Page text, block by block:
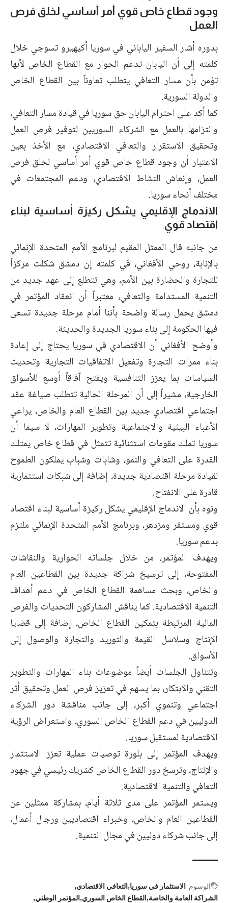
وجود قطاع خاص قوي أمر أساسي لخلق فرص
العمل
بدوره أشار السفير الياباني في سوريا أكيهيرو تسوجي خلال
كلمته إلى أن اليابان تدعم الحوار مع القطاع الخاص لأنها
تؤمن بأن مسار التعافي يتطلب تعاوناً بين القطاع الخاص
والدولة السورية.
كما أكد على احترام اليابان حق سوريا في قيادة مسار التعافي،
والتزامها بالعمل مع الشركاء السوريين لتوفير فرص العمل
وتحقيق الاستقرار والتعافي الاقتصادي، مع الأخذ بعين
الاعتبار أن وجود قطاع خاص قوي أمر أساسي لخلق فرص
العمل، وإنعاش النشاط الاقتصادي، ودعم المجتمعات في
مختلف أنحاء سوريا.
الاندماج الإقليمي يشكل ركيزة أساسية لبناء
اقتصاد قوي
من جانبه قال الممثل المقيم لبرنامج الأمم المتحدة الإنمائي
بالإنابة، روحي الأفغاني، في كلمته إن دمشق شكلت مركزاً
للتجارة والحضارة بين الأمم، وهي تتطلع إلى عهد جديد من
التنمية المستدامة والتعافي، معتبراً أن انعقاد المؤتمر في
دمشق يحمل رسالة واضحة بأننا أمام مرحلة جديدة تسعى
فيها الحكومة إلى بناء سوريا الجديدة والحديثة.
وأوضح الأفغاني أن الاقتصادي في سوريا يحتاج إلى إعادة
بناء ممرات التجارة وتفعيل الاتفاقيات التجارية وتحديث
السياسات بما يعزز التنافسية ويفتح آفاقاً أوسع للأسواق
الخارجية، مشيراً إلى أن المرحلة الحالية تتطلب صياغة عقد
اجتماعي اقتصادي جديد بين القطاع العام والخاص، يراعي
الأعباء البيئية والاجتماعية وتطوير المهارات، لا سيما أن
سوريا تملك مقومات استثنائية تتمثل في قطاع خاص يمتلك
القدرة على التعافي والنمو، وشابات وشباب يملكون الطموح
لقيادة مرحلة اقتصادية جديدة، إضافة إلى شبكات استثمارية
قادرة على الانفتاح.
ونوه بأن الاندماج الإقليمي يشكل ركيزة أساسية لبناء اقتصاد
قوي ومستقر ومزدهر، وبرنامج الأمم المتحدة الإنمائي ملتزم
بدعم سوريا.
ويهدف المؤتمر، من خلال جلساته الحوارية والنقاشات
المفتوحة، إلى ترسيخ شراكة جديدة بين القطاعين العام
والخاص، وبحث مساهمة القطاع الخاص في دعم أهداف
التنمية الاقتصادية. كما يناقش المشاركون التحديات والفرص
المالية المرتبطة بتمكين القطاع الخاص، إضافة إلى قضايا
الإنتاج وسلاسل القيمة والتوريد والتجارة والوصول إلى
الأسواق.
وتتناول الجلسات أيضاً موضوعات بناء المهارات والتطوير
التقني والابتكار، بما يسهم في تعزيز فرص العمل وتحقيق أثر
اجتماعي وتنموي أكبر، إلى جانب مناقشة دور الشركاء
الدوليين في دعم القطاع الخاص السوري، واستعراض الرؤية
الاقتصادية لمستقبل سوريا.
ويهدف المؤتمر إلى بلورة توصيات عملية تعزز الاستثمار
والإنتاج، وترسخ دور القطاع الخاص كشريك رئيسي في جهود
التعافي والتنمية الاقتصادية.
ويستمر المؤتمر على مدى ثلاثة أيام، بمشاركة ممثلين عن
القطاعين العام والخاص، وخبراء اقتصاديين ورجال أعمال،
إلى جانب شركاء دوليين في مجال التنمية.
الوسوم: الاستثمار في سوريا التعافي الاقتصادي
الشراكة العامة والخاصة القطاع الخاص السوري المؤتمر الوطني